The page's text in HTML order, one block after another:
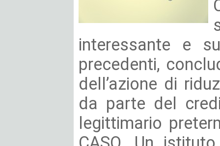
interessante e
precedenti,
dell’azione di
da parte del
legittimario